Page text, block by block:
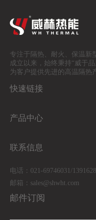
专注于隔热、耐火、保温 新
成立以来，始终秉持“威于
为客户提供先进的高温隔热
快速链接
产品中心
联系信息
电话：021-69746031/
邮箱： sales@shwht.com
邮件订阅